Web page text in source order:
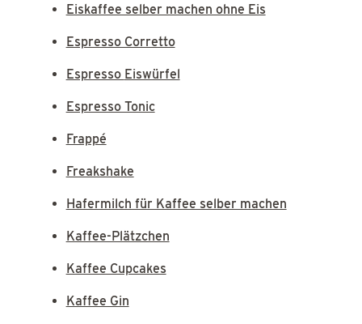
Eiskaffee selber machen ohne Eis
Espresso Corretto
Espresso Eiswürfel
Espresso Tonic
Frappé
Freakshake
Hafermilch für Kaffee selber machen
Kaffee-Plätzchen
Kaffee Cupcakes
Kaffee Gin